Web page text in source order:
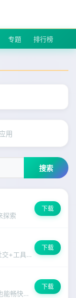
专题 排行榜
用
搜索
探索
下载
全新麻豆传煤官网APP入口 IOS，社交+工具双引擎驱动，覆盖生活方方面面。
下载
91助手官网支持离线使用，无网络也能畅快体验
下载